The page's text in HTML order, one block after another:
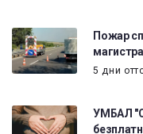
Пожар
5 дни
УМБАЛ